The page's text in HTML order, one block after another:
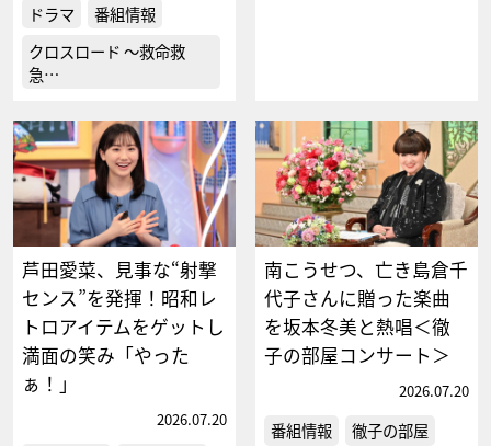
ドラマ
番組情報
クロスロード ～救命救
急…
芦田愛菜、見事な“射撃
センス”を発揮！昭和レ
トロアイテムをゲットし
満面の笑み「やった
ぁ！」
2026.07.20
南こうせつ、亡き島倉千
代子さんに贈った楽曲
を坂本冬美と熱唱＜徹
子の部屋コンサート＞
2026.07.20
番組情報 徹子の部屋